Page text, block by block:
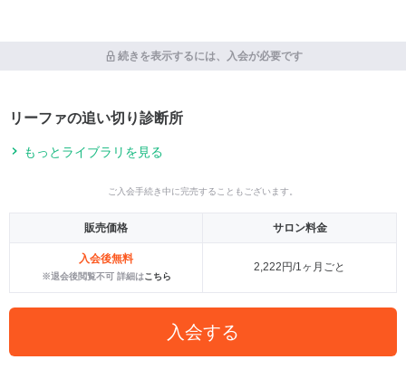
続きを表示するには、入会が必要です
リーファの追い切り診断所
もっとライブラリを見る
ご入会手続き中に完売することもございます。
販売価格 サロン料金
入会後無料
※退会後閲覧不可 詳細はこちら
2,222円/1ヶ月ごと
入会する